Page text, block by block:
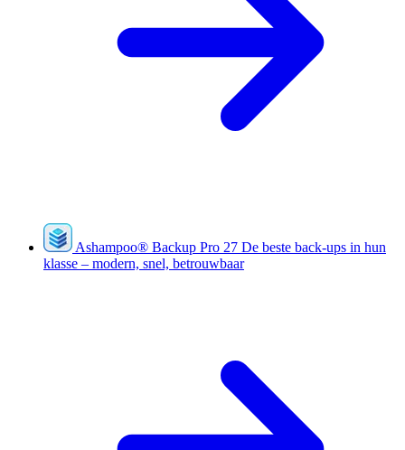
Ashampoo® Backup Pro 27 De beste back-ups in hun
klasse – modern, snel, betrouwbaar